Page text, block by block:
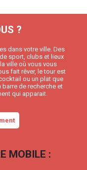
?
dans votre ville. Des
sport, clubs et lieux
ville où vous vous
fait rêver, le tour est
ou un plat que
de recherche et
qui apparait.
MOBILE :